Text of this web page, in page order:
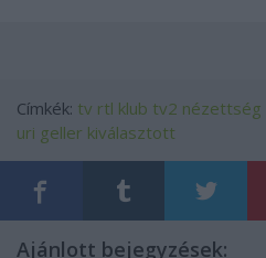
Címkék: tv rtl klub tv2 nézettség
uri geller kiválasztott
Ajánlott bejegyzések: